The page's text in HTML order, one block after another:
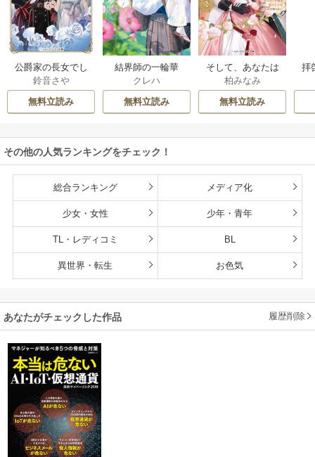
公爵家の長女でし
た
鈴音さや
無料立読み
結界師の一輪華
クレハ
無料立読み
そして、あなたは
私を捨てる
柏みなみ
無料立読み
拝
その他の人気ランキングをチェック！
総合ランキング メディア化
少女・女性 少年・青年
TL・レディコミ BL
異世界・転生 お色気
あなたがチェックした作品 履歴削除